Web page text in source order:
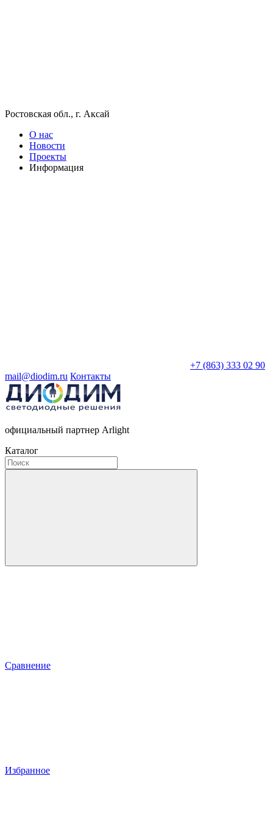
Ростовская обл., г. Аксай
О нас
Новости
Проекты
Информация
+7 (863) 333 02 90
mail@diodim.ru Контакты
официальный партнер Arlight
Каталог
Сравнение
Избранное